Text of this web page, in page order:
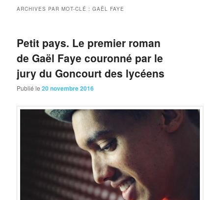
ARCHIVES PAR MOT-CLÉ :GAËL FAYE
Petit pays. Le premier roman
de Gaël Faye couronné par le
jury du Goncourt des lycéens
Publié le20 novembre 2016